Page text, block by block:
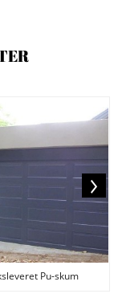
Pu-skum